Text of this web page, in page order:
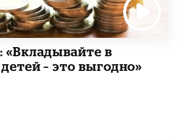
«Вкладывайте в
– это выгодно»